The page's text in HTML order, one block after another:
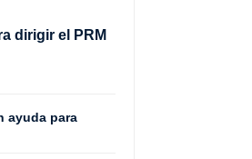
dirigir el PRM
ayuda para